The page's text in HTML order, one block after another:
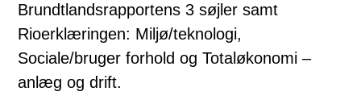
Brundtlandsrapportens 3 søjler samt
Rioerklæringen: Miljø/teknologi,
Sociale/bruger forhold og Totaløkonomi –
anlæg og drift.